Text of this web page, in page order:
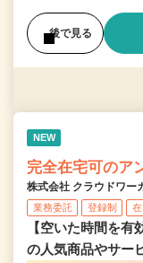
後で見る
NEW
完全在宅可のア
株式会社 クラウドワー
業務委託 登録制
【空いた時間を
の人気商品やサー